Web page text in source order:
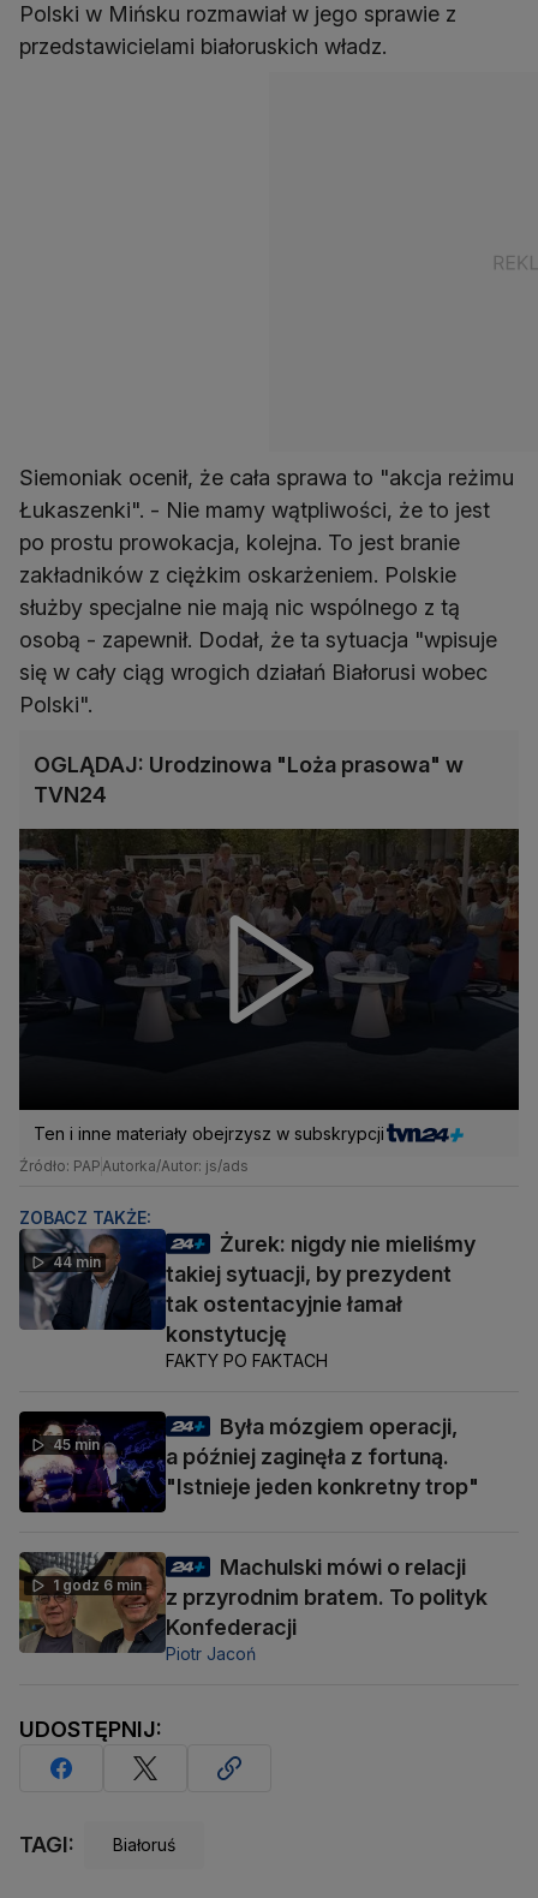
Polski w Mińsku rozmawiał w jego sprawie z
przedstawicielami białoruskich władz.
Siemoniak ocenił, że cała sprawa to "akcja reżimu
Łukaszenki". - Nie mamy wątpliwości, że to jest
po prostu prowokacja, kolejna. To jest branie
zakładników z ciężkim oskarżeniem. Polskie
służby specjalne nie mają nic wspólnego z tą
osobą - zapewnił. Dodał, że ta sytuacja "wpisuje
się w cały ciąg wrogich działań Białorusi wobec
Polski".
OGLĄDAJ: Urodzinowa "Loża prasowa" w
TVN24
Ten i inne materiały obejrzysz w subskrypcji
Źródło: PAP Autorka/Autor: js/ads
ZOBACZ TAKŻE:
44 min
Żurek: nigdy nie mieliśmy
takiej sytuacji, by prezydent
tak ostentacyjnie łamał
konstytucję
FAKTY PO FAKTACH
45 min
Była mózgiem operacji,
a później zaginęła z fortuną.
"Istnieje jeden konkretny trop"
1 godz 6 min
Machulski mówi o relacji
z przyrodnim bratem. To polityk
Konfederacji
Piotr Jacoń
UDOSTĘPNIJ:
TAGI: Białoruś